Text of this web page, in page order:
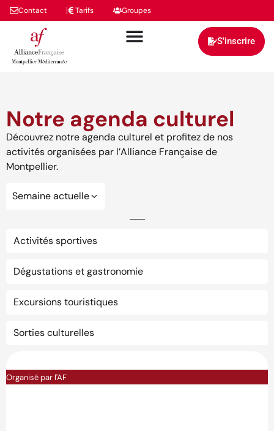
Contact Tarifs Groupes
S'inscrire
Notre agenda culturel
Découvrez notre agenda culturel et profitez de nos
activités organisées par l’Alliance Française de
Montpellier.
Semaine actuelle
Activités sportives
Dégustations et gastronomie
Excursions touristiques
Sorties culturelles
Organisé par l'AF